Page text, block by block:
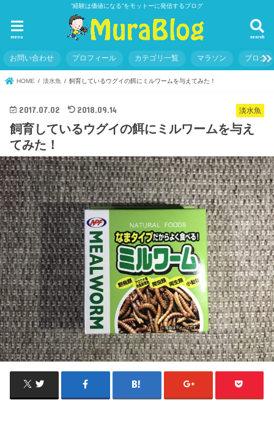
”経験は価値になる”をモットーに発信するブログ
search
menu
お問い合わせ プロフィール カテゴリ一覧 マラソン ブログ
HOME 淡水魚 飼育しているウグイの餌にミルワームを与えてみた！
淡水魚
2017.07.02 2018.09.14
飼育しているウグイの餌にミルワームを与え
てみた！